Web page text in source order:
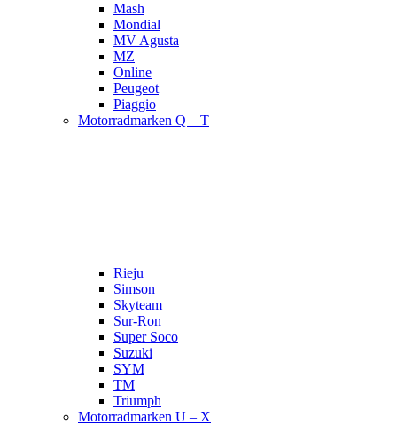
Mash
Mondial
MV Agusta
MZ
Online
Peugeot
Piaggio
Motorradmarken Q – T
Rieju
Simson
Skyteam
Sur-Ron
Super Soco
Suzuki
SYM
TM
Triumph
Motorradmarken U – X